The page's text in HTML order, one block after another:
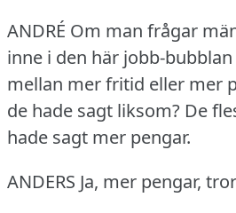
ANDRÉ Om man frågar
inne i den här jobb-
mellan mer fritid eller mer
de hade sagt liksom? De
hade sagt mer pengar.
ANDERS Ja, mer pengar,